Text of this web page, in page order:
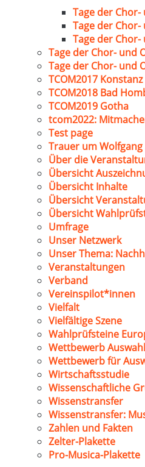
Tage der
Tage der
Tage der
Tage der Chor- und
Tage der Chor- und
TCOM2017 Konstanz
TCOM2018 Bad
TCOM2019 Gotha
tcom2022:
Test page
Trauer um
Über die
Übersicht
Übersicht Inhalte
Übersicht
Übersicht
Umfrage
Unser Netzwerk
Unser Thema:
Veranstaltungen
Verband
Vereinspilot*innen
Vielfalt
Vielfältige Szene
Wahlprüfsteine
Wettbewerb
Wettbewerb für
Wirtschaftsstudie
Wissenschaftliche
Wissenstransfer
Wissenstransfer:
Zahlen und Fakten
Zelter-Plakette
Pro-Musica-Plakette